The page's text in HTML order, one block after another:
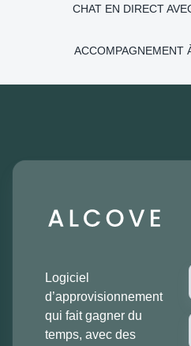
CHAT EN DIRECT
ACCOMPAGNEMENT
Logiciel
d’approvisionnement
qui fait gagner du
temps, avec des